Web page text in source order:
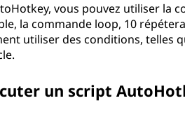
vous pouvez utiliser la
la commande loop, 10
utiliser des conditions, telles
un script